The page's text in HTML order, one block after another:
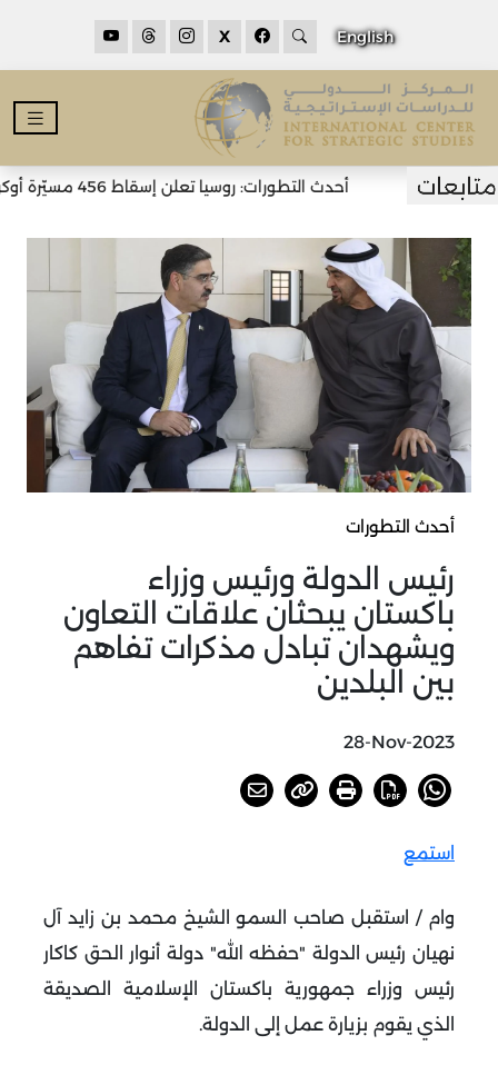
English
X
أحدث التطورات: روسيا تعلن إسقاط 456 مسيّرة أوكرانية خلال الليل وسقوط قتلى
أحدث التطورات
رئيس الدولة ورئيس وزراء
باكستان يبحثان علاقات التعاون
ويشهدان تبادل مذكرات تفاهم
بين البلدين
28-Nov-2023
استمع
وام / استقبل صاحب السمو الشيخ محمد بن زايد آل
نهيان رئيس الدولة "حفظه الله" دولة أنوار الحق كاكار
رئيس وزراء جمهورية باكستان الإسلامية الصديقة
الذي يقوم بزيارة عمل إلى الدولة.